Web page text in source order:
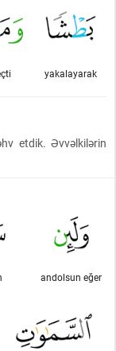
yakalayarak
etdik. Əvvəlkilərin
andolsun eğer